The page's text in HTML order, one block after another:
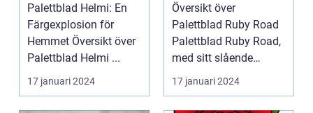
Palettblad Helmi: En
Färgexplosion för
Hemmet Översikt över
Palettblad Helmi ...
17 januari 2024
Översikt över
Palettblad Ruby Road
Palettblad Ruby Road,
med sitt slående
utseende och
färgsprakan...
17 januari 2024